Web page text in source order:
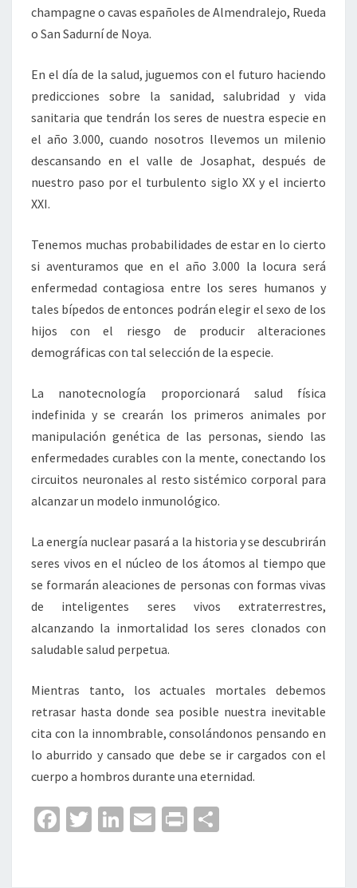
champagne o cavas españoles de Almendralejo, Rueda
o San Sadurní de Noya.
En el día de la salud, juguemos con el futuro haciendo
predicciones sobre la sanidad, salubridad y vida
sanitaria que tendrán los seres de nuestra especie en
el año 3.000, cuando nosotros llevemos un milenio
descansando en el valle de Josaphat, después de
nuestro paso por el turbulento siglo XX y el incierto
XXI.
Tenemos muchas probabilidades de estar en lo cierto
si aventuramos que en el año 3.000 la locura será
enfermedad contagiosa entre los seres humanos y
tales bípedos de entonces podrán elegir el sexo de los
hijos con el riesgo de producir alteraciones
demográficas con tal selección de la especie.
La nanotecnología proporcionará salud física
indefinida y se crearán los primeros animales por
manipulación genética de las personas, siendo las
enfermedades curables con la mente, conectando los
circuitos neuronales al resto sistémico corporal para
alcanzar un modelo inmunológico.
La energía nuclear pasará a la historia y se descubrirán
seres vivos en el núcleo de los átomos al tiempo que
se formarán aleaciones de personas con formas vivas
de inteligentes seres vivos extraterrestres,
alcanzando la inmortalidad los seres clonados con
saludable salud perpetua.
Mientras tanto, los actuales mortales debemos
retrasar hasta donde sea posible nuestra inevitable
cita con la innombrable, consolándonos pensando en
lo aburrido y cansado que debe se ir cargados con el
cuerpo a hombros durante una eternidad.
Fa T
Li
E
Pr